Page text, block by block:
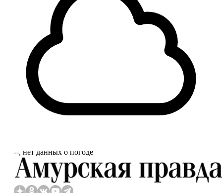
‐‐, нет данных о погоде